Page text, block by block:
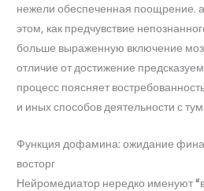
нежели обеспеченная поощрение.
этом, как предчувствие
больше выраженную включение
отличие от достижение
процесс поясняет
и иных способов деятельности с
Функция дофамина: ожидание
восторг
Нейромедиатор нередко именуют